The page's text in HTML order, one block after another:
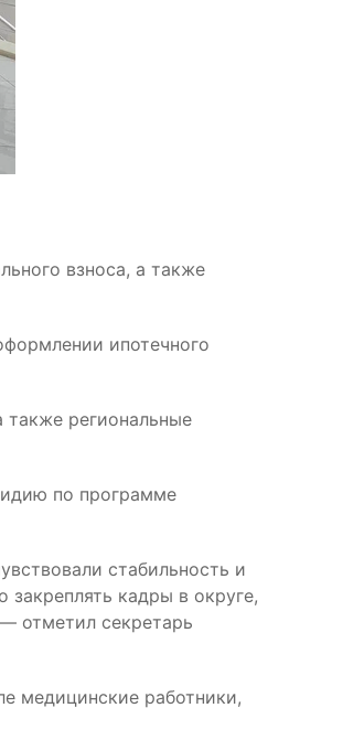
взноса, а также
ипотечного
также региональные
по программе
стабильность и
кадры в округе,
отметил секретарь
медицинские работники,